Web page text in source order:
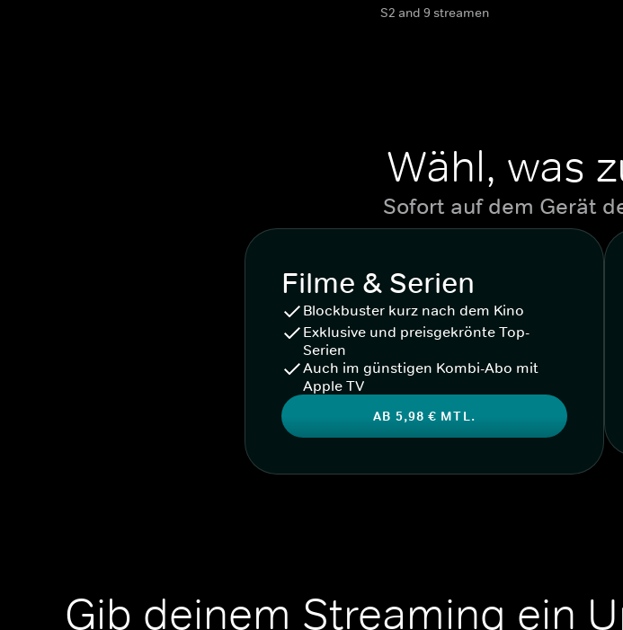
S2 and 9 streamen
Wähl, was
Sofort auf dem Gerät
Filme & Serien
Blockbuster kurz nach dem Kino
Exklusive und preisgekrönte Top-
Serien
Auch im günstigen Kombi-Abo mit
Apple TV
AB 5,98 € MTL.
Gib deinem Streaming ein